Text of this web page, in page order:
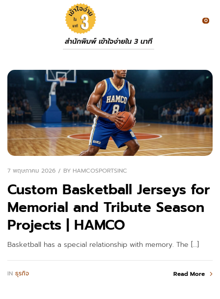
สำนักพิมพ์ เข้าใจง่ายใน 3 นาที
0
7 พฤษภาคม 2026 BY HAMCOSPORTSINC
Custom Basketball Jerseys for
Memorial and Tribute Season
Projects | HAMCO
Basketball has a special relationship with memory. The […]
IN ธุรกิจ Read More